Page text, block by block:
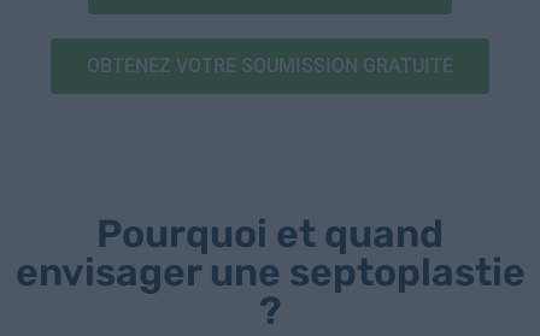
OBTENEZ VOTRE SOUMISSION GRATUITE
Pourquoi et quand
envisager une septoplastie
?